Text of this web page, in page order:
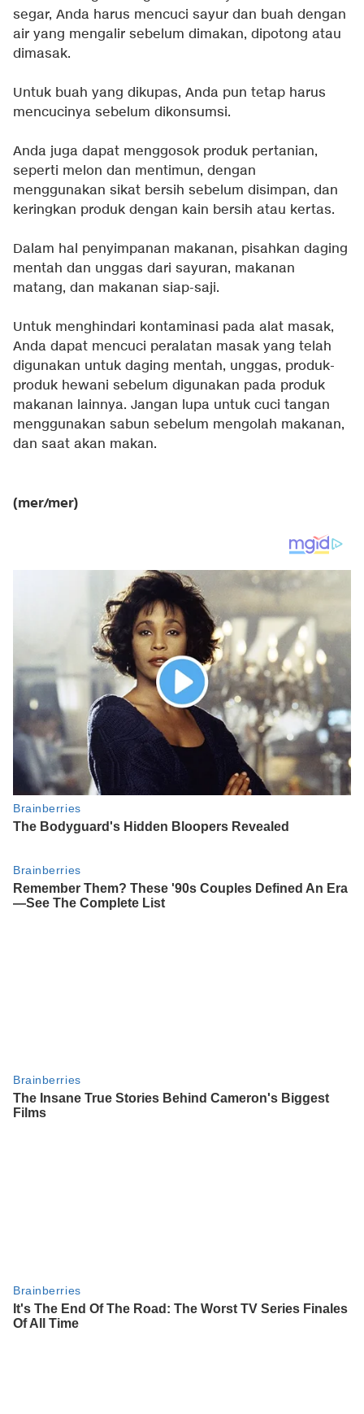
segar, Anda harus mencuci sayur dan buah dengan
air yang mengalir sebelum dimakan, dipotong atau
dimasak.
Untuk buah yang dikupas, Anda pun tetap harus
mencucinya sebelum dikonsumsi.
Anda juga dapat menggosok produk pertanian,
seperti melon dan mentimun, dengan
menggunakan sikat bersih sebelum disimpan, dan
keringkan produk dengan kain bersih atau kertas.
Dalam hal penyimpanan makanan, pisahkan daging
mentah dan unggas dari sayuran, makanan
matang, dan makanan siap-saji.
Untuk menghindari kontaminasi pada alat masak,
Anda dapat mencuci peralatan masak yang telah
digunakan untuk daging mentah, unggas, produk-
produk hewani sebelum digunakan pada produk
makanan lainnya. Jangan lupa untuk cuci tangan
menggunakan sabun sebelum mengolah makanan,
dan saat akan makan.
(mer/mer)